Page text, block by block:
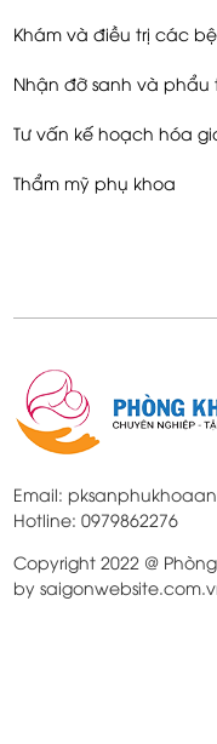
Khám và điều trị các
Nhận đỡ sanh và
Tư vấn kế hoạch hóa
Thẩm mỹ phụ khoa
Email:
Hotline: 0979862276
Copyright 2022 @
by